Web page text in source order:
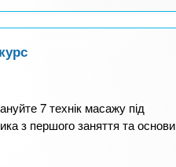
7 технік масажу під
з першого заняття та основи